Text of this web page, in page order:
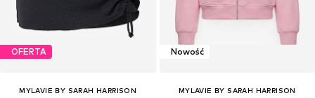
OFERTA
MYLAVIE BY SARAH HARRISON
Nowość
MYLAVIE BY SARAH HARRISON